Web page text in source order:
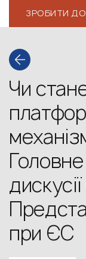
ЗРОБИТИ
Чи
при ЄС